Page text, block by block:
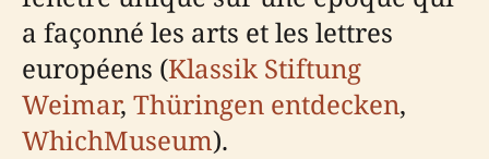
a façonné les arts et les lettres
européens (Klassik Stiftung
Weimar, Thüringen entdecken,
WhichMuseum).